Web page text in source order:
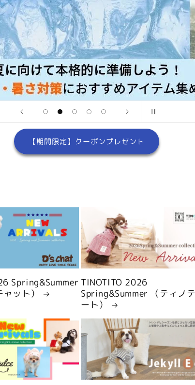
【期間限定】クーポンプレゼント
Spring&Summer
ット）
TINOTITO 2026
Spring&Summer （ティノ
ート）